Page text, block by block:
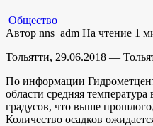
Общество
Автор nns_adm На чтение 1
Тольятти, 29.06.2018 —
По информации
области средняя
градусов, что выше
Количество осадков